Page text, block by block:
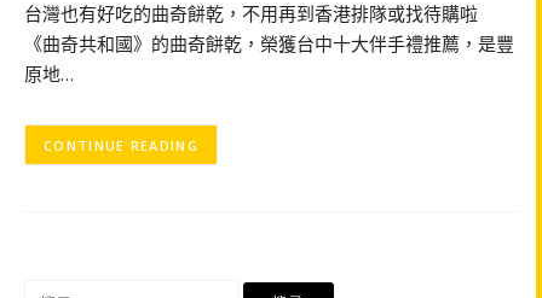
台灣也有好吃的曲奇餅乾，不用再到香港排隊或找待購啦
《曲奇共和國》的曲奇餅乾，榮獲台中十大伴手禮推薦，是豐
原地…
CONTINUE READING